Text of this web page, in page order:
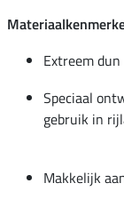
Extreem
Speciaal
gebruik in
Makkelijk